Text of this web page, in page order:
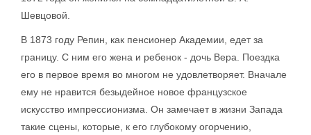
Шевцовой.
В 1873 году Репин, как пенсионер Академии, едет за
границу. С ним его жена и ребенок - дочь Вера. Поездка
его в первое время во многом не удовлетворяет. Вначале
ему не нравится безыдейное новое французское
искусство импрессионизма. Он замечает в жизни Запада
такие сцены, которые, к его глубокому огорчению,